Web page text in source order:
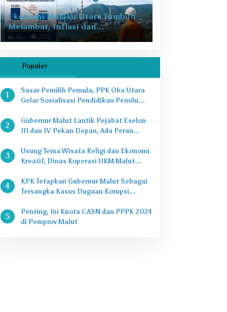
Ekonomi Maluku Utara Tumbuh
Melambat, Inflasi dan
Pengangguran Jadi Alarm Baru
Populer
1
Sasar Pemilih Pemula, PPK Oba Utara
Gelar Sosialisasi Pendidikan Pemilu
2
Gubernur Malut Lantik Pejabat Eselon
III dan IV Pekan Depan, Ada Peran
3
Usung Tema Wisata Religi dan Ekonomi
Kreatif, Dinas Koperasi UKM Malut
Raya Sofifi
4
KPK Tetapkan Gubernur Malut Sebagai
Tersangka Kasus Dugaan Korupsi
5
Penting, Ini Kuota CASN dan PPPK 2024
di Pemprov Malut